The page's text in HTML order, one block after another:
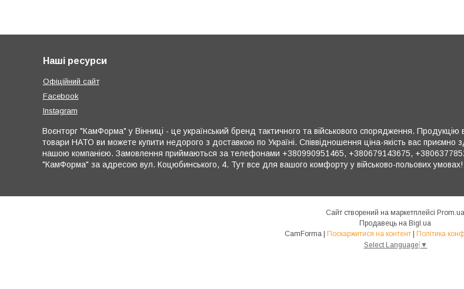
Наші ресурси
Офіційний сайт
Facebook
Instagram
Воєнторг "КамФорма" у Вінниці - це український бренд тактичного та військового спорядження. Продукцію в
товари НАТО ви можете купити недорого з доставкою по Україні. Співвідношення ціна-якість вас
нашою компанією. Замовлення приймаються за телефонами +380990951465, +380679143675,
"КамФорма" за адресою вул. Коцюбинського, 4. Тут все для вашого комфорту у військово-польових умовах!
Сайт створений на маркетплейсі Prom.ua
Продавець на Bigl.ua
CamForma | Поскаржитися на контент | Політика
Select Language ▼